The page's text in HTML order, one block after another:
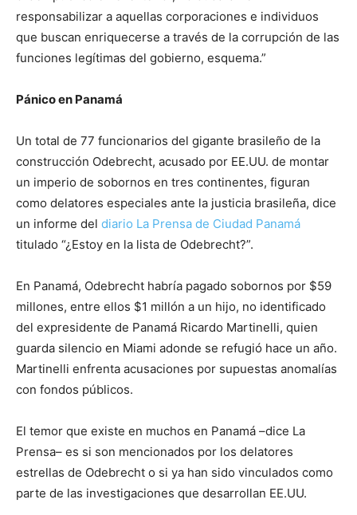
responsabilizar a aquellas corporaciones e individuos
que buscan enriquecerse a través de la corrupción de las
funciones legítimas del gobierno, esquema.”
Pánico en Panamá
Un total de 77 funcionarios del gigante brasileño de la
construcción Odebrecht, acusado por EE.UU. de montar
un imperio de sobornos en tres continentes, figuran
como delatores especiales ante la justicia brasileña, dice
un informe del diario La Prensa de Ciudad Panamá
titulado “¿Estoy en la lista de Odebrecht?”.
En Panamá, Odebrecht habría pagado sobornos por $59
millones, entre ellos $1 millón a un hijo, no identificado
del expresidente de Panamá Ricardo Martinelli, quien
guarda silencio en Miami adonde se refugió hace un año.
Martinelli enfrenta acusaciones por supuestas anomalías
con fondos públicos.
El temor que existe en muchos en Panamá –dice La
Prensa– es si son mencionados por los delatores
estrellas de Odebrecht o si ya han sido vinculados como
parte de las investigaciones que desarrollan EE.UU.